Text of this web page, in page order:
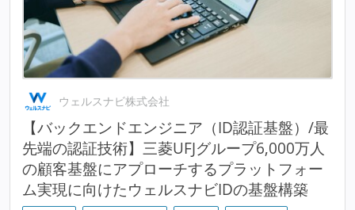
ウェルスナビ株式会社
【バックエンドエンジニア（ID認証基盤）/最
先端の認証技術】三菱UFJグループ6,000万人
の顧客基盤にアプローチするプラットフォー
ム実現に向けたウェルスナビIDの基盤構築